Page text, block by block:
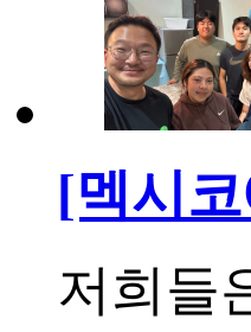
[멕시
저희들